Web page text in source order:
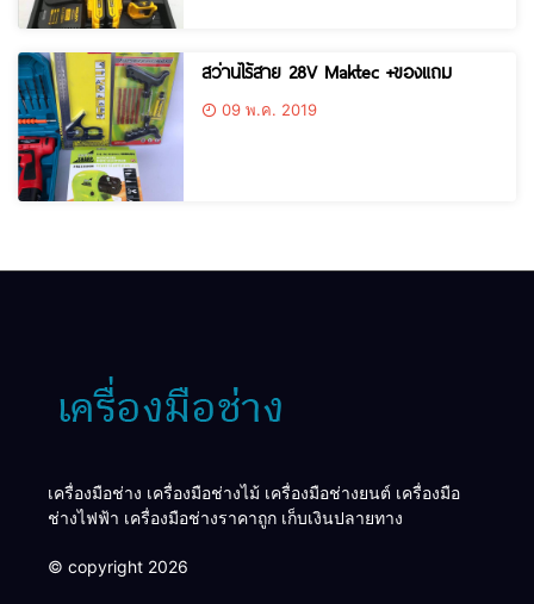
สว่านไร้สาย 28V Maktec +ของแถม
09 พ.ค. 2019
เครื่องมือช่าง เครื่องมือช่างไม้ เครื่องมือช่างยนต์ เครื่องมือ
ช่างไฟฟ้า เครื่องมือช่างราคาถูก เก็บเงินปลายทาง
© copyright 2026